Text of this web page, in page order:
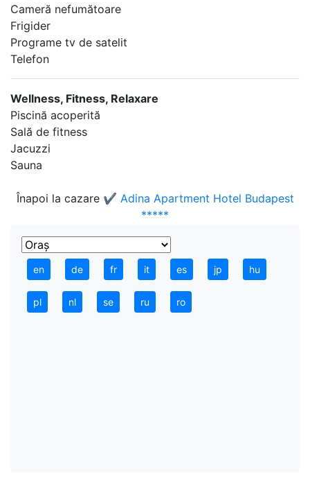
Cameră nefumătoare
Frigider
Programe tv de satelit
Telefon
Wellness, Fitness, Relaxare
Piscină acoperită
Sală de fitness
Jacuzzi
Sauna
Înapoi la cazare ✔️ Adina Apartment Hotel Budapest
*****
en de fr it es jp hu
pl nl se ru ro